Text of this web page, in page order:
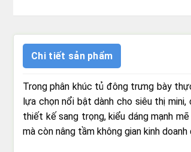
Chi tiết sản phẩm
Trong phân khúc tủ đông trưng bày
lựa chọn nổi bật dành cho siêu thị
thiết kế sang trọng, kiểu dáng mạnh
mà còn nâng tầm không gian kinh